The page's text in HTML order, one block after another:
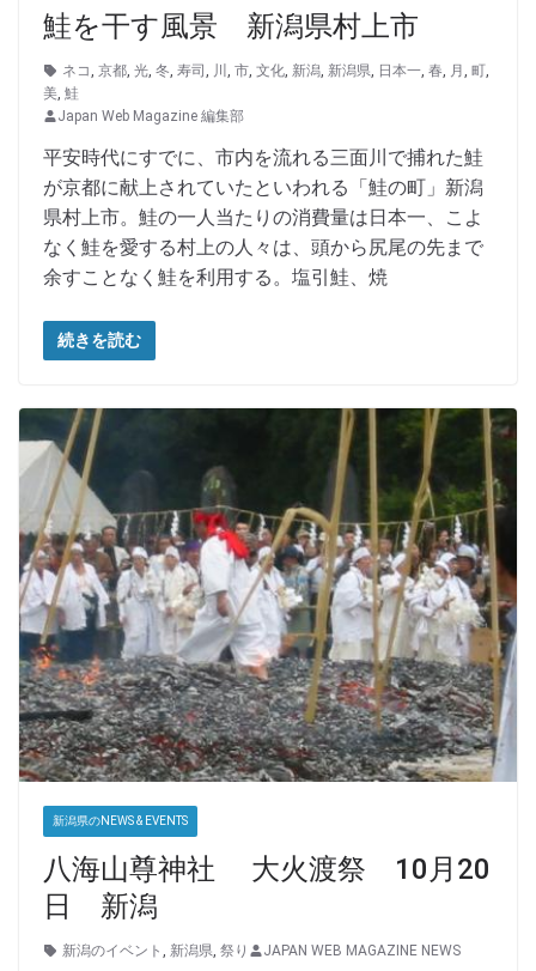
鮭を干す風景 新潟県村上市
ネコ, 京都, 光, 冬, 寿司 , 川 , 市, 文化, 新潟, 新潟県, 日本一, 春, 月 , 町,
美, 鮭
Japan Web Magazine 編集部
平安時代にすでに、市内を流れる三面川で捕れた鮭
が京都に献上されていたといわれる「鮭の町」新潟
県村上市。鮭の一人当たりの消費量は日本一、こよ
なく鮭を愛する村上の人々は、頭から尻尾の先まで
余すことなく鮭を利用する。塩引鮭、焼
続きを読む
新潟県のNEWS & EVENTS
八海山尊神社 大火渡祭 10月20
日 新潟
新潟のイベント , 新潟県, 祭り JAPAN WEB MAGAZINE NEWS